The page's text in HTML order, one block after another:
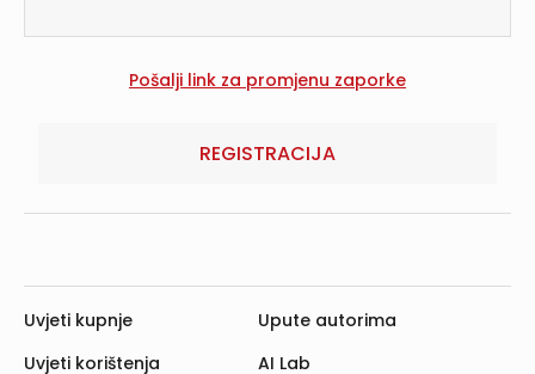
REGISTRACIJA
Uvjeti kupnje
Uvjeti korištenja
Upute autorima
AI Lab